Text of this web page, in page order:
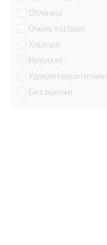
Отлично
Очень хорошо
Хорошо
Неплохо
Удовлетворительно
Без оценки